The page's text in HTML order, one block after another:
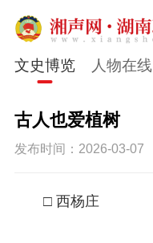
文史博览 人物在线
古人也爱植树
发布时间：2026-03-07
□ 西杨庄